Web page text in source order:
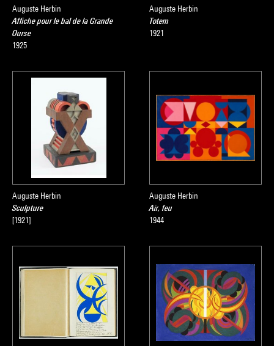
Auguste Herbin
Affiche pour le bal de la Grande
Ourse
1925
Auguste Herbin
Totem
1921
Auguste Herbin
Sculpture
[1921]
Auguste Herbin
Air, feu
1944